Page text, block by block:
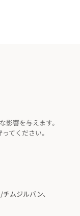
影響を与えます。
てください。
ムジルバン、